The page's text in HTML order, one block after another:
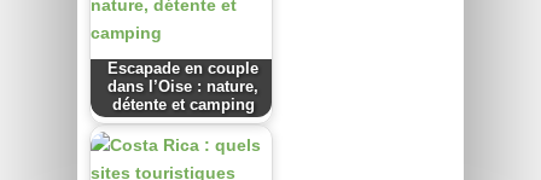
Escapade en couple
dans l’Oise : nature,
détente et camping